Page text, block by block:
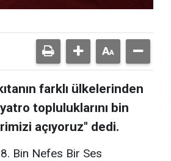
farklı ülkelerinden
topluluklarını bin
açıyoruz" dedi.
Bin Nefes Bir Ses